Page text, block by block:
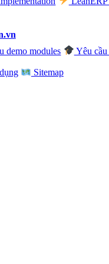
demo modules
Yêu cầu
Sitemap